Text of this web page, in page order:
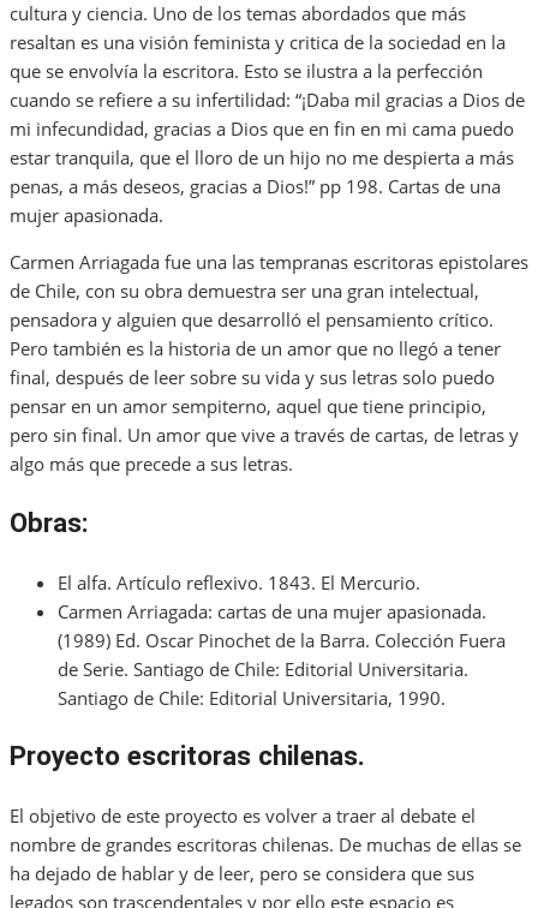
cultura y ciencia. Uno de los temas abordados que más
resaltan es una visión feminista y critica de la sociedad en la
que se envolvía la escritora. Esto se ilustra a la perfección
cuando se refiere a su infertilidad: “¡Daba mil gracias a Dios de
mi infecundidad, gracias a Dios que en fin en mi cama puedo
estar tranquila, que el lloro de un hijo no me despierta a más
penas, a más deseos, gracias a Dios!” pp 198. Cartas de una
mujer apasionada.
Carmen Arriagada fue una las tempranas escritoras epistolares
de Chile, con su obra demuestra ser una gran intelectual,
pensadora y alguien que desarrolló el pensamiento crítico.
Pero también es la historia de un amor que no llegó a tener
final, después de leer sobre su vida y sus letras solo puedo
pensar en un amor sempiterno, aquel que tiene principio,
pero sin final. Un amor que vive a través de cartas, de letras y
algo más que precede a sus letras.
Obras:
El alfa. Artículo reflexivo. 1843. El Mercurio.
Carmen Arriagada: cartas de una mujer apasionada.
(1989) Ed. Oscar Pinochet de la Barra. Colección Fuera
de Serie. Santiago de Chile: Editorial Universitaria.
Santiago de Chile: Editorial Universitaria, 1990.
Proyecto escritoras chilenas.
El objetivo de este proyecto es volver a traer al debate el
nombre de grandes escritoras chilenas. De muchas de ellas se
ha dejado de hablar y de leer, pero se considera que sus
legados son trascendentales y por ello este espacio es